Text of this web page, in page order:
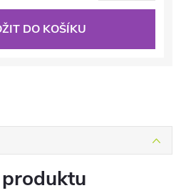
DO KOŠÍKU